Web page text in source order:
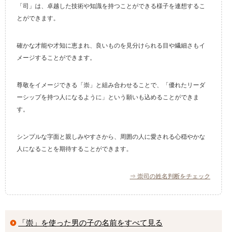
「司」は、卓越した技術や知識を持つことができる様子を連想するこ
とができます。
確かな才能や才知に恵まれ、良いものを見分けられる目や繊細さもイ
メージすることができます。
尊敬をイメージできる「崇」と組み合わせることで、「優れたリーダ
ーシップを持つ人になるように」という願いも込めることができま
す。
シンプルな字面と親しみやすさから、周囲の人に愛される心穏やかな
人になることを期待することができます。
⇒ 崇司の姓名判断をチェック
「崇」を使った男の子の名前をすべて見る